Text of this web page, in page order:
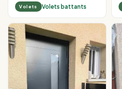
Volets Volets battants